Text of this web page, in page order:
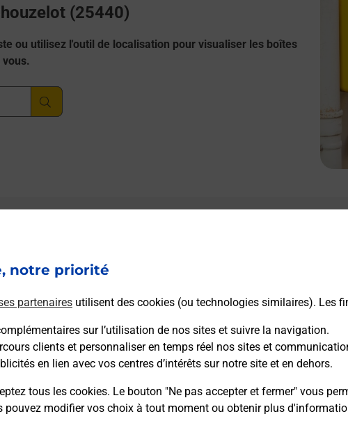
notre priorité
partenaires utilisent des cookies (ou technologies similaires). Les
sur l’utilisation de nos sites et suivre la navigation.
clients et personnaliser en temps réel nos sites et
en lien avec vos centres d’intérêts sur notre site et en dehors.
tous les cookies. Le bouton "Ne pas accepter et fermer" vous
modifier vos choix à tout moment ou obtenir plus
(25440)
ou utilisez l'outil de localisation pour visualiser les boîtes
à
4 Rue Jean Compagnon
25440 Chouzelot